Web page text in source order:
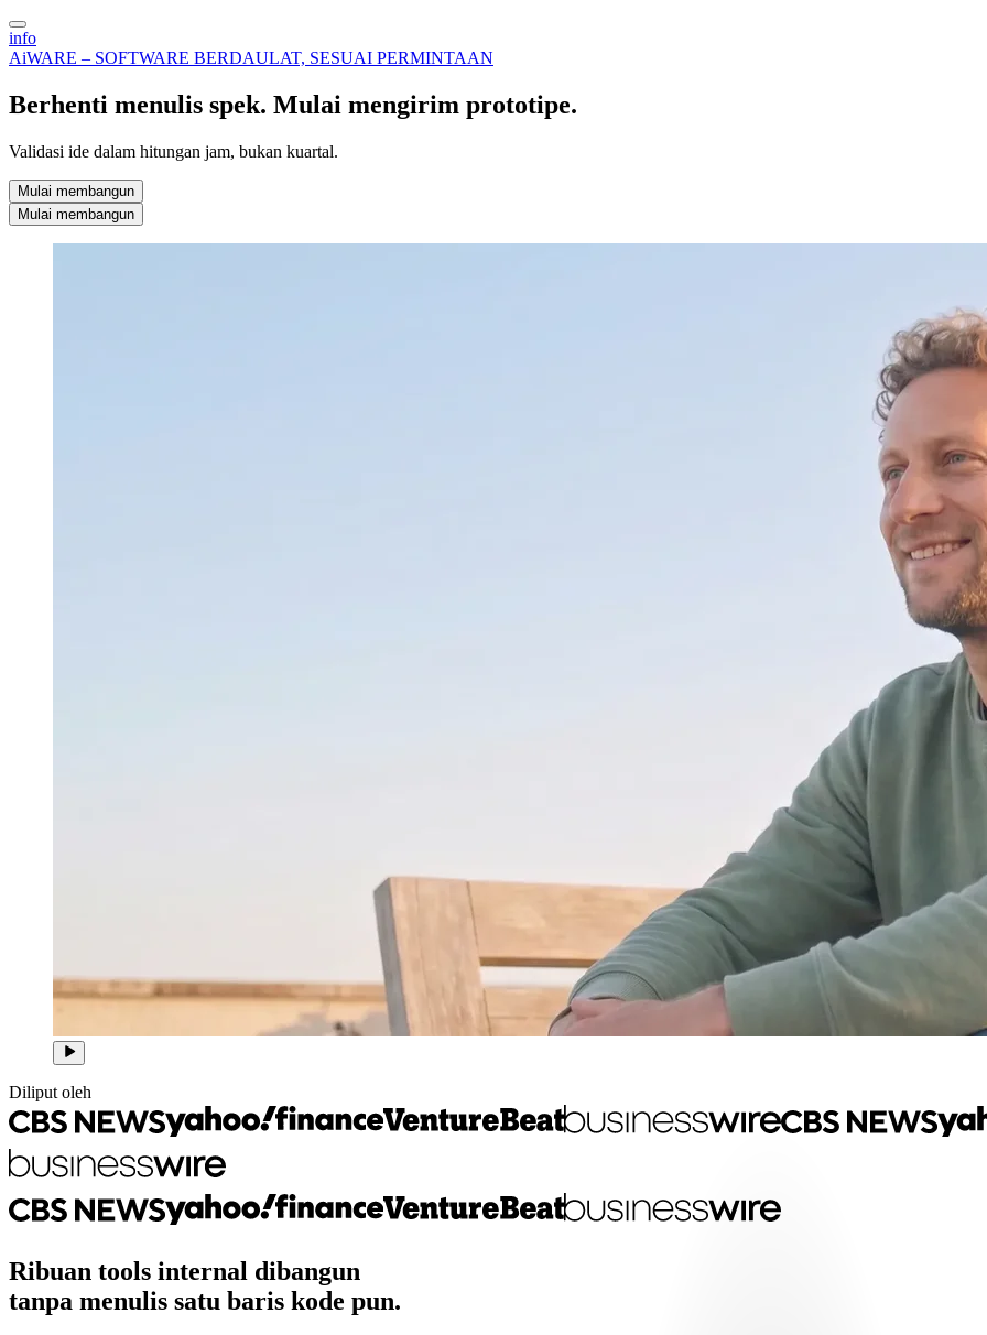
info
AiWARE – SOFTWARE BERDAULAT, SESUAI PERMINTAAN
Berhenti menulis spek. Mulai mengirim prototipe.
Validasi ide dalam hitungan jam, bukan kuartal.
Mulai membangun
Mulai membangun
Diliput oleh
Ribuan tools internal dibangun
tanpa menulis satu baris kode pun.